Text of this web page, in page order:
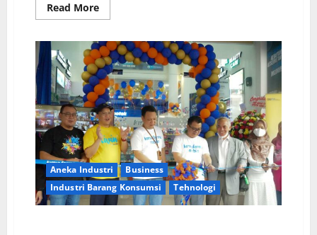
Read More
Aneka Industri
Business
Industri Barang Konsumsi
Tehnologi